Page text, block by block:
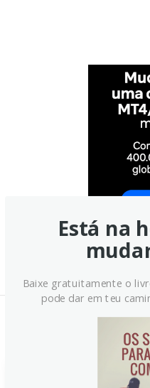
Notícias
Está na
Baixe gratuitamente o
pode dar em teu